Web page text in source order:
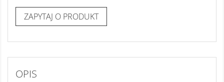
OPIS
ZAPYTAJ O PRODUKT